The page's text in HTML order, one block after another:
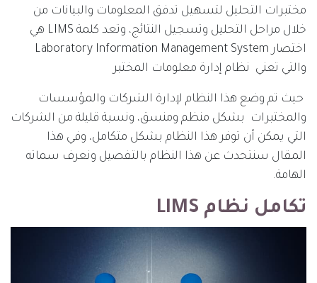
مختبرات التحليل لتسهيل تدفق المعلومات والبيانات من
خلال مراحل التحليل وتسجيل النتائج، وتعد كلمة LIMS هي
اختصار Laboratory Information Management System
والتي تعني نظام إدارة معلومات المختبر
حيث تم وضع هذا النظام لإدارة الشركات والمؤسسات
والمختبرات بشكل منظم ومنسق، ونسبة قليلة من الشركات
التي يمكن أن توفر هذا النظام بشكل متكامل، وفي هذا
المقال سنتحدث عن هذا النظام بالتفصيل ونعرف سماته
الهامة.
تكامل نظام LIMS